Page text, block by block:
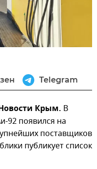
Telegram
Крым. В
92 появился на
поставщиков
публикует список